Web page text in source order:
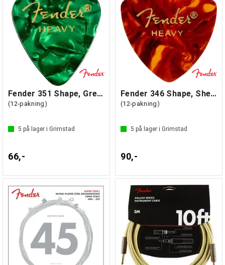
Fender 351 Shape, Green Moto, Heavy
(12-pakning)
5 på lager i Grimstad
66,-
Fender 346 Shape, Shell, Heavy
(12-pakning)
5 på lager i Grimstad
90,-